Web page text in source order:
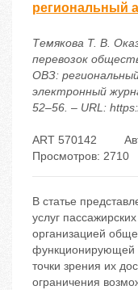
региональный
Темякова Т. В.
перевозок
ОВЗ:
электронный
52–56. – URL:
ART 570142
Просмотров: 2710
В статье
услуг
организацией
функционирующей
точки зрения их
ограничения